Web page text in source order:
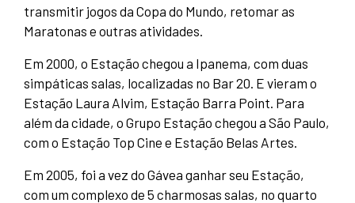
transmitir jogos da Copa do Mundo, retomar as
Maratonas e outras atividades.
Em 2000, o Estação chegou a Ipanema, com duas
simpáticas salas, localizadas no Bar 20. E vieram o
Estação Laura Alvim, Estação Barra Point. Para
além da cidade, o Grupo Estação chegou a São Paulo,
com o Estação Top Cine e Estação Belas Artes.
Em 2005, foi a vez do Gávea ganhar seu Estação,
com um complexo de 5 charmosas salas, no quarto